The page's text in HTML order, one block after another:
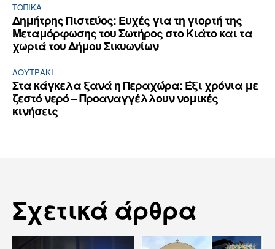
ΤΟΠΙΚΑ
Δημήτρης Πιστεύος: Ευχές για τη γιορτή της
Μεταμόρφωσης του Σωτήρος στο Κιάτο και τα
χωριά του Δήμου Σικυωνίων
ΛΟΥΤΡΆΚΙ
Στα κάγκελα ξανά η Περαχώρα: Έξι χρόνια με
ζεστό νερό – Προαναγγέλλουν νομικές
κινήσεις
Σχετικά άρθρα